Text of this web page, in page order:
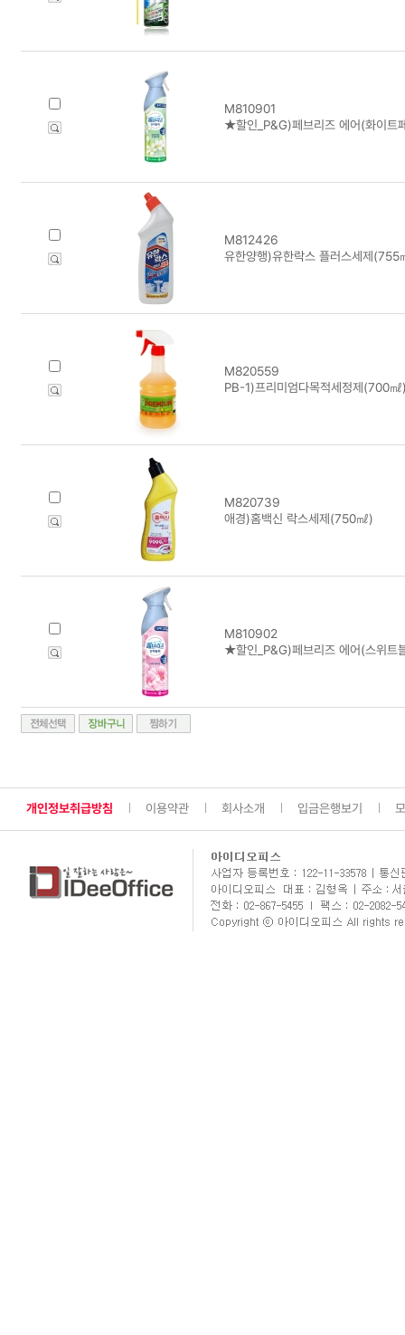
M810901
★할인_P&G)페브리즈 에어(화이트
M812426
유한양행)유한락스 플러스세제(755
M820559
PB-1)프리미엄다목적세정제(700㎖
M820739
애경)홈백신 락스세제(750㎖)
M810902
★할인_P&G)페브리즈 에어(스위트
개인정보취급방침 이용약관 회사소개 입금은행보기